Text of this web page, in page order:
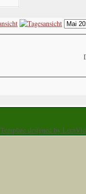
Template designed by